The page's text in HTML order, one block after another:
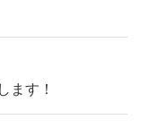
ます！